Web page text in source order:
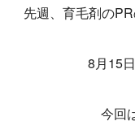
先週、育毛剤の
8月15
今回